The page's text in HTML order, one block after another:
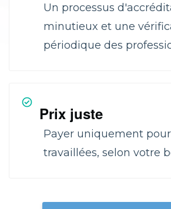
Un processus
minutieux et une
périodique des
Prix juste
Payer uniquement
travaillées, selon votre